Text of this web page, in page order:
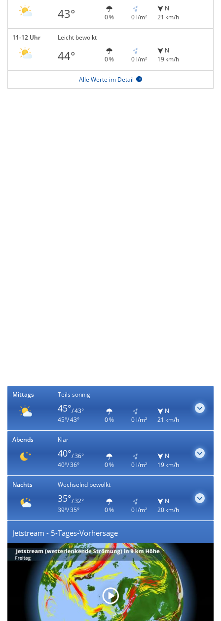
43° 0 % 0 l/m²
N
21 km/h
11-12 Uhr Leicht bewölkt
44° 0 % 0 l/m²
N
19 km/h
Alle Werte im Detail
Mittags Teils sonnig
45°/ 43°
45°/ 43°
0 % 0 l/m²
N
21 km/h
Abends Klar
40°/ 36°
40°/ 36°
0 % 0 l/m²
N
19 km/h
Nachts Wechselnd bewölkt
35°/ 32°
39°/ 35°
0 % 0 l/m²
N
20 km/h
Jetstream - 5-Tages-Vorhersage